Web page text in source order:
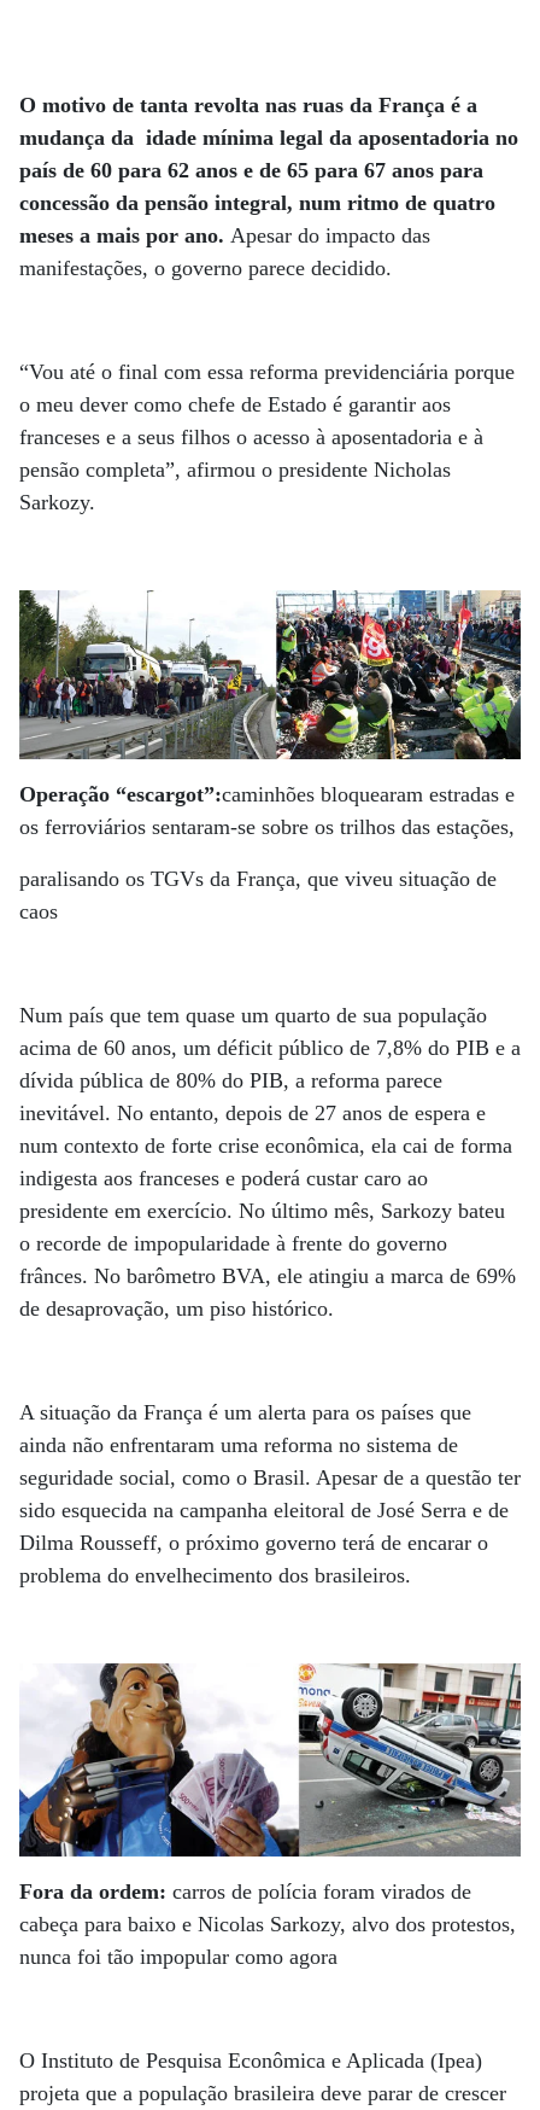
O motivo de tanta revolta nas ruas da França é a
mudança da idade mínima legal da aposentadoria no
país de 60 para 62 anos e de 65 para 67 anos para
concessão da pensão integral, num ritmo de quatro
meses a mais por ano. Apesar do impacto das
manifestações, o governo parece decidido.
“Vou até o final com essa reforma previdenciária porque
o meu dever como chefe de Estado é garantir aos
franceses e a seus filhos o acesso à aposentadoria e à
pensão completa”, afirmou o presidente Nicholas
Sarkozy.
Operação “escargot”:caminhões bloquearam estradas e
os ferroviários sentaram-se sobre os trilhos das estações,
paralisando os TGVs da França, que viveu situação de
caos
Num país que tem quase um quarto de sua população
acima de 60 anos, um déficit público de 7,8% do PIB e a
dívida pública de 80% do PIB, a reforma parece
inevitável. No entanto, depois de 27 anos de espera e
num contexto de forte crise econômica, ela cai de forma
indigesta aos franceses e poderá custar caro ao
presidente em exercício. No último mês, Sarkozy bateu
o recorde de impopularidade à frente do governo
frânces. No barômetro BVA, ele atingiu a marca de 69%
de desaprovação, um piso histórico.
A situação da França é um alerta para os países que
ainda não enfrentaram uma reforma no sistema de
seguridade social, como o Brasil. Apesar de a questão ter
sido esquecida na campanha eleitoral de José Serra e de
Dilma Rousseff, o próximo governo terá de encarar o
problema do envelhecimento dos brasileiros.
Fora da ordem: carros de polícia foram virados de
cabeça para baixo e Nicolas Sarkozy, alvo dos protestos,
nunca foi tão impopular como agora
O Instituto de Pesquisa Econômica e Aplicada (Ipea)
projeta que a população brasileira deve parar de crescer